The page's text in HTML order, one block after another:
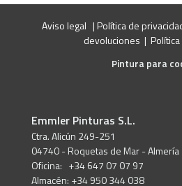
Aviso legal |Política de
devoluciones |
Pintura para
Emmler Pinturas S.L.
Ctra. Alicún 249-251
04740 - Roquetas de Mar - Almería
Oficina: +34 647 07 07 97
Almacén: +34 950 344 038